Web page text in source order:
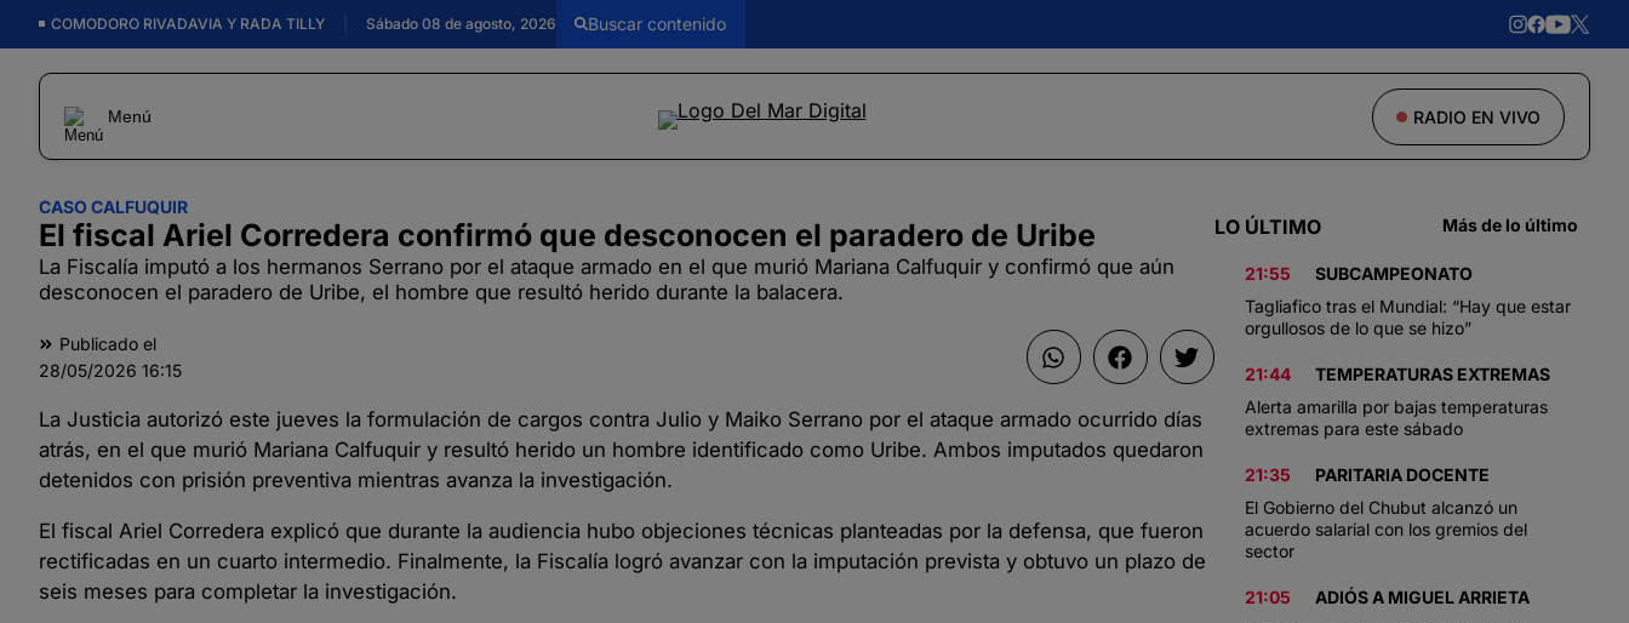
COMODORO RIVADAVIA Y RADA TILLY Sábado 08 de agosto, 2026
Menú RADIO EN VIVO
CASO CALFUQUIR
El fiscal Ariel Corredera confirmó que desconocen el paradero de Uribe
La Fiscalía imputó a los hermanos Serrano por el ataque armado en el que murió Mariana Calfuquir y confirmó que aún
desconocen el paradero de Uribe, el hombre que resultó herido durante la balacera.
Publicado el
28/05/2026 16:15
La Justicia autorizó este jueves la formulación de cargos contra Julio y Maiko Serrano por el ataque armado ocurrido días
atrás, en el que murió Mariana Calfuquir y resultó herido un hombre identificado como Uribe. Ambos imputados quedaron
detenidos con prisión preventiva mientras avanza la investigación.
El fiscal Ariel Corredera explicó que durante la audiencia hubo objeciones técnicas planteadas por la defensa, que fueron
rectificadas en un cuarto intermedio. Finalmente, la Fiscalía logró avanzar con la imputación prevista y obtuvo un plazo de
seis meses para completar la investigación.
LO ÚLTIMO Más de lo último
21:55
SUBCAMPEONATO
Tagliafico tras el Mundial: “Hay que estar
orgullosos de lo que se hizo”
21:44
TEMPERATURAS EXTREMAS
Alerta amarilla por bajas temperaturas
extremas para este sábado
21:35
PARITARIA DOCENTE
El Gobierno del Chubut alcanzó un
acuerdo salarial con los gremios del
sector
21:05
ADIÓS A MIGUEL ARRIETA